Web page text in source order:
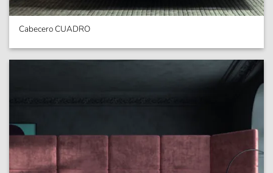
Cabecero CUADRO